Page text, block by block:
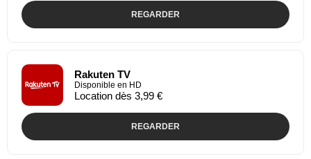
REGARDER
Rakuten TV
Disponible en HD
Location dès 3,99 €
REGARDER